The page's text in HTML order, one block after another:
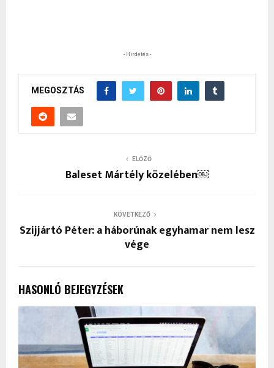
- Hirdetés -
MEGOSZTÁS
ELŐZŐ
Baleset Mártély közelében￼
KÖVETKEZŐ
Szijjártó Péter: a háborúnak egyhamar nem lesz
vége
HASONLÓ BEJEGYZÉSEK